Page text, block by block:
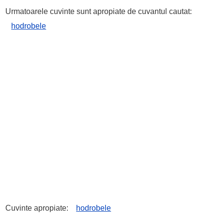
Urmatoarele cuvinte sunt apropiate de cuvantul cautat:
hodrobele
Cuvinte apropiate: hodrobele